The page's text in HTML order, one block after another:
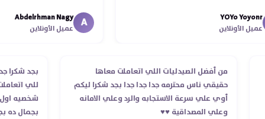
YOYo
الأونلاين
انتهاء موعد عمله ..فضل يتابع
استلمت ..شكرا جزيلا ليكم
A
Abdelrhman Nagy
عميل الأونلاين
من أفضل الصيدليات اللي اتعاملت معاها
حقيقي ناس محترمه جدا جدا جدا بجد شكرا ليكم
أوي علي سرعة الاستجابه والرد وعلي الامانه
وعلي المصداقية ♥️♥️‏
بجد
للي
شخصيه
بجمال